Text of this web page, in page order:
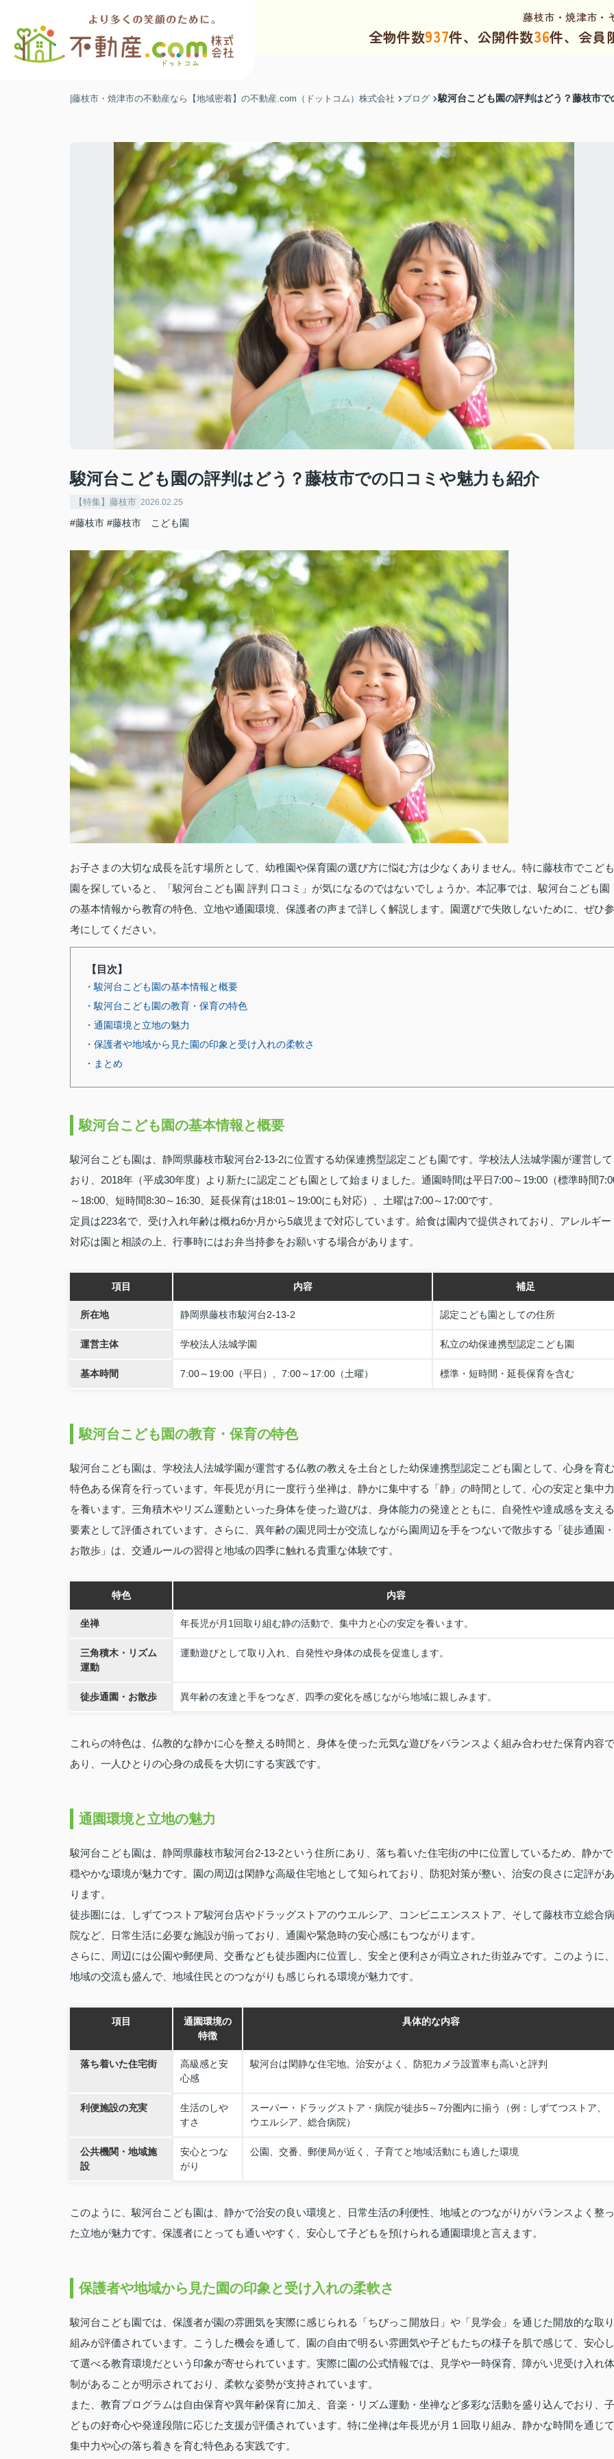
藤枝市・焼津市・
全物件数937件、公開件数36件、会員
|藤枝市・焼津市の不動産なら【地域密着】の不動産.com（ドットコム）株式会社 ブログ 駿河台こども園の評判はどう？藤枝市
駿河台こども園の評判はどう？藤枝市での口コミや魅力も紹介
【特集】藤枝市 2026.02.25
#藤枝市 #藤枝市 こども園
お子さまの大切な成長を託す場所として、幼稚園や保育園の選び方に悩む方は少なくありません。特に藤枝市でこども
園を探していると、「駿河台こども園 評判 口コミ」が気になるのではないでしょうか。本記事では、駿河台こども園
の基本情報から教育の特色、立地や通園環境、保護者の声まで詳しく解説します。園選びで失敗しないために、ぜひ参
考にしてください。
【目次】
・駿河台こども園の基本情報と概要
・駿河台こども園の教育・保育の特色
・通園環境と立地の魅力
・保護者や地域から見た園の印象と受け入れの柔軟さ
・まとめ
駿河台こども園の基本情報と概要
駿河台こども園は、静岡県藤枝市駿河台2‑13‑2に位置する幼保連携型認定こども園です。学校法人法城学園が運営して
おり、2018年（平成30年度）より新たに認定こども園として始まりました。通園時間は平日7:00～19:00（標準時間
～18:00、短時間8:30～16:30、延長保育は18:01～19:00にも対応）、土曜は7:00～17:00です。
定員は223名で、受け入れ年齢は概ね6か月から5歳児まで対応しています。給食は園内で提供されており、アレルギー
対応は園と相談の上、行事時にはお弁当持参をお願いする場合があります。
項目 内容 補足
所在地 静岡県藤枝市駿河台2‑13‑2 認定こども園としての住所
運営主体 学校法人法城学園 私立の幼保連携型認定こども園
基本時間 7:00～19:00（平日）、7:00～17:00（土曜） 標準・短時間・延長保育を含む
駿河台こども園の教育・保育の特色
駿河台こども園は、学校法人法城学園が運営する仏教の教えを土台とした幼保連携型認定こども園として、心身を育む
特色ある保育を行っています。年長児が月に一度行う坐禅は、静かに集中する「静」の時間として、心の安定と集中力
を養います。三角積木やリズム運動といった身体を使った遊びは、身体能力の発達とともに、自発性や達成感を支える
要素として評価されています。さらに、異年齢の園児同士が交流しながら園周辺を手をつないで散歩する「徒歩通園・
お散歩」は、交通ルールの習得と地域の四季に触れる貴重な体験です。
特色 内容
坐禅 年長児が月1回取り組む静の活動で、集中力と心の安定を養います。
三角積木・リズム
運動
運動遊びとして取り入れ、自発性や身体の成長を促進します。
徒歩通園・お散歩 異年齢の友達と手をつなぎ、四季の変化を感じながら地域に親しみます。
これらの特色は、仏教的な静かに心を整える時間と、身体を使った元気な遊びをバランスよく組み合わせた保育内容で
あり、一人ひとりの心身の成長を大切にする実践です。
通園環境と立地の魅力
駿河台こども園は、静岡県藤枝市駿河台2‑13‑2という住所にあり、落ち着いた住宅街の中に位置しているため、静かで
穏やかな環境が魅力です。園の周辺は閑静な高級住宅地として知られており、防犯対策が整い、治安の良さに定評があ
ります。
徒歩圏には、しずてつストア駿河台店やドラッグストアのウエルシア、コンビニエンスストア、そして藤枝市立総合病
院など、日常生活に必要な施設が揃っており、通園や緊急時の安心感にもつながります。
さらに、周辺には公園や郵便局、交番なども徒歩圏内に位置し、安全と便利さが両立された街並みです。このように、
地域の交流も盛んで、地域住民とのつながりも感じられる環境が魅力です。
項目
通園環境の
特徴
具体的な内容
落ち着いた住宅街
高級感と安
心感
駿河台は閑静な住宅地。治安がよく、防犯カメラ設置率も高いと評判
利便施設の充実
生活のしや
すさ
スーパー・ドラッグストア・病院が徒歩5～7分圏内に揃う（例：しずてつストア、
ウエルシア、総合病院）
公共機関・地域施
設
安心とつな
がり
公園、交番、郵便局が近く、子育てと地域活動にも適した環境
このように、駿河台こども園は、静かで治安の良い環境と、日常生活の利便性、地域とのつながりがバランスよく整っ
た立地が魅力です。保護者にとっても通いやすく、安心して子どもを預けられる通園環境と言えます。
保護者や地域から見た園の印象と受け入れの柔軟さ
駿河台こども園では、保護者が園の雰囲気を実際に感じられる「ちびっこ開放日」や「見学会」を通じた開放的な取り
組みが評価されています。こうした機会を通して、園の自由で明るい雰囲気や子どもたちの様子を肌で感じて、安心し
て選べる教育環境だという印象が寄せられています。実際に園の公式情報では、見学や一時保育、障がい児受け入れ体
制があることが明示されており、柔軟な姿勢が支持されています。
また、教育プログラムは自由保育や異年齢保育に加え、音楽・リズム運動・坐禅など多彩な活動を盛り込んでおり、子
どもの好奇心や発達段階に応じた支援が評価されています。特に坐禅は年長児が月１回取り組み、静かな時間を通じて
集中力や心の落ち着きを育む特色ある実践です。